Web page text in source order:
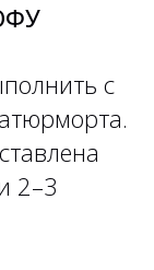
с
2–3